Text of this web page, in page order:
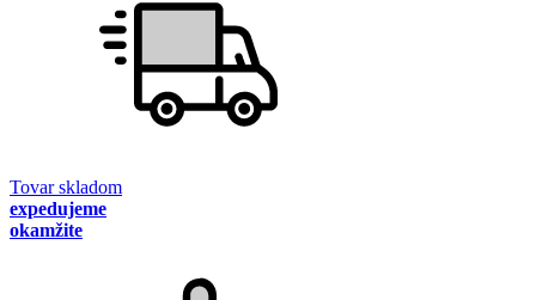
Tovar skladom
expedujeme
okamžite